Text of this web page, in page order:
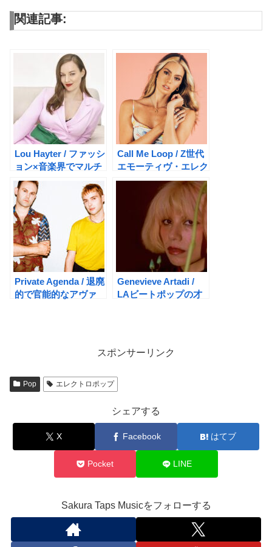
関連記事:
Lou Hayter / ファッシ
ョン×音楽界でマルチ
な才能を発揮するクリ
エイター
Call Me Loop / Z世代
エモーティヴ・エレク
トロポップ
Private Agenda / 退廃
的で官能的なアヴァ
Genevieve Artadi /
LAビートポップの才
スポンサーリンク
Pop エレクトロポップ
シェアする
X Facebook はてブ
Pocket LINE
Sakura Taps Musicをフォローする